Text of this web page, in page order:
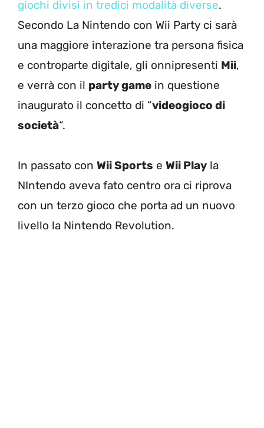
giochi divisi in tredici modalità diverse.
Secondo La Nintendo con Wii Party ci sarà
una maggiore interazione tra persona fisica
e controparte digitale, gli onnipresenti Mii,
e verrà con il party game in questione
inaugurato il concetto di “videogioco di
società“.
In passato con Wii Sports e Wii Play la
NIntendo aveva fato centro ora ci riprova
con un terzo gioco che porta ad un nuovo
livello la Nintendo Revolution.